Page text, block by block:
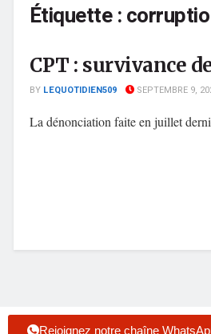
Étiquette :corruptio
CPT : survivance
BY LEQUOTIDIEN509 SEPTEMBRE 9,
La dénonciation faite en juillet
Rejoignez notre chaîne